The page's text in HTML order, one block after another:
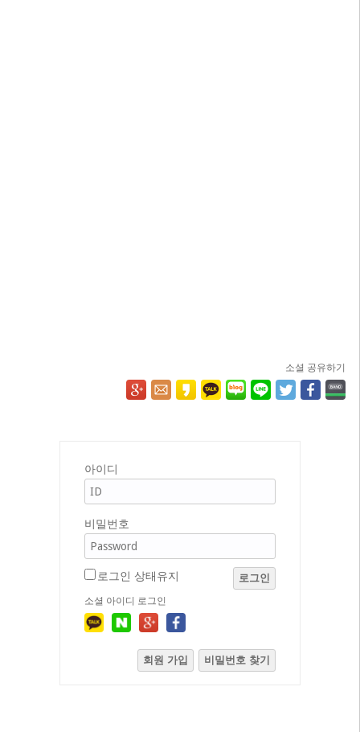
소셜 공유하기
아이디
비밀번호
로그인 상태유지 로그인
소셜 아이디 로그인
회원 가입 비밀번호 찾기